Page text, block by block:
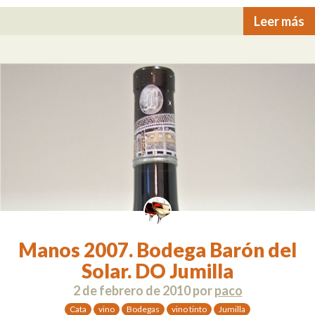
Leer más
Manos 2007. Bodega Barón del
Solar. DO Jumilla
2 de febrero de 2010porpaco
Cata vino Bodegas vino tinto Jumilla